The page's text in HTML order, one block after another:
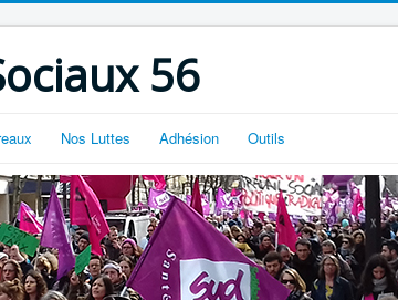
56
Nos Luttes Adhésion Outils